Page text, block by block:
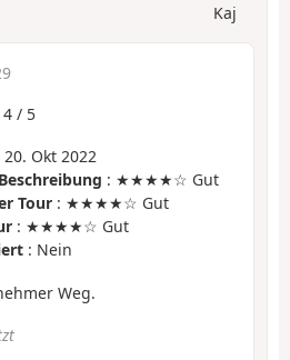
Kaj
4 / 5
20. Okt 2022
: ★★★★☆ Gut
Tour : ★★★★☆ Gut
: ★★★★☆ Gut
: Nein
Weg.